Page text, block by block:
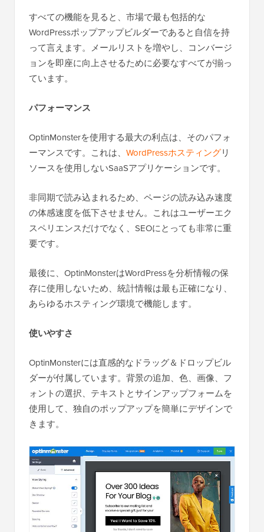
すべての機能を見ると、市場で最も包括的な
WordPressポップアップビルダーであると自信を持
って言えます。メールリストを増やし、コンバージ
ョンを即座に向上させるために必要なすべてが揃っ
ています。
パフォーマンス
OptinMonsterを使用する最大の利点は、そのパフォ
ーマンスです。これは、 WordPressホスティングリ
ソースを使用しないSaaSアプリケーションです。
非同期で読み込まれるため、ページの読み込み速度
の体感速度を低下させません。これはユーザーエク
スペリエンスだけでなく、SEOにとっても非常に重
要です。
最後に、OptinMonsterはWordPressを分析情報の保
存に使用しないため、統計情報は最も正確になり、
あらゆるホスティング環境で機能します。
使いやすさ
OptinMonsterには直感的なドラッグ＆ドロップビル
ダーが付属しています。背景の追加、色、画像、フ
ォントの選択、テキストとサインアップフォームを
使用して、独自のポップアップを簡単にデザインで
きます。